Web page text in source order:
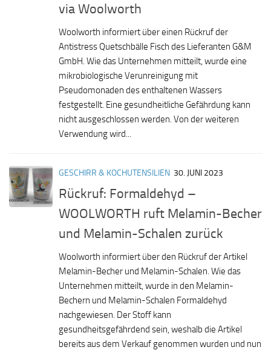
via Woolworth
Woolworth informiert über einen Rückruf der
Antistress Quetschbälle Fisch des Lieferanten G&M
GmbH. Wie das Unternehmen mitteilt, wurde eine
mikrobiologische Verunreinigung mit
Pseudomonaden des enthaltenen Wassers
festgestellt. Eine gesundheitliche Gefährdung kann
nicht ausgeschlossen werden. Von der weiteren
Verwendung wird...
GESCHIRR & KOCHUTENSILIEN 30. JUNI 2023
Rückruf: Formaldehyd –
WOOLWORTH ruft Melamin-Becher
und Melamin-Schalen zurück
Woolworth informiert über den Rückruf der Artikel
Melamin-Becher und Melamin-Schalen. Wie das
Unternehmen mitteilt, wurde in den Melamin-
Bechern und Melamin-Schalen Formaldehyd
nachgewiesen. Der Stoff kann
gesundheitsgefährdend sein, weshalb die Artikel
bereits aus dem Verkauf genommen wurden und nun